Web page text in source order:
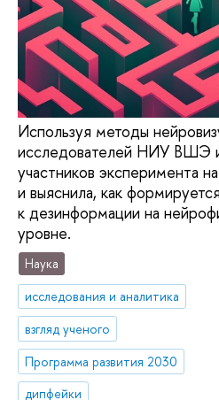
Используя методы
исследователей НИУ ВШЭ
участников эксперимента
и выяснила, как
к дезинформации на
уровне.
Наука
исследования и аналитика
взгляд ученого
Программа развития 2030
дипфейки